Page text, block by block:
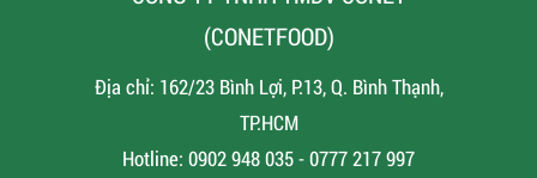
(CONETFOOD)
Địa chỉ: 162/23 Bình Lợi, P.13, Q. Bình Thạnh,
TP.HCM
Hotline: 0902 948 035 - 0777 217 997